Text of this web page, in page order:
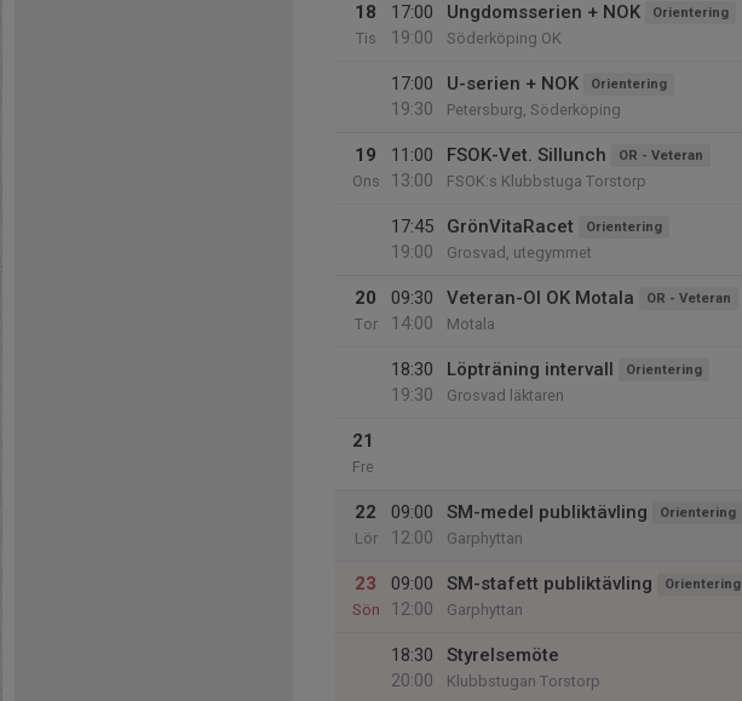
18
Tis
17:00
19:00
Ungdomsserien + NOK Orientering
Söderköping OK
17:00
19:30
U-serien + NOK Orientering
Petersburg, Söderköping
19
Ons
11:00
13:00
FSOK-Vet. Sillunch OR - Veteran
FSOK:s Klubbstuga Torstorp
17:45
19:00
GrönVitaRacet Orientering
Grosvad, utegymmet
20
Tor
09:30
14:00
Veteran-Ol OK Motala OR - Veteran
Motala
18:30
19:30
Löpträning intervall Orientering
Grosvad läktaren
21
Fre
22
Lör
09:00
12:00
SM-medel publiktävling Orientering
Garphyttan
23
Sön
09:00
12:00
SM-stafett publiktävling Orientering
Garphyttan
18:30
20:00
Styrelsemöte
Klubbstugan Torstorp